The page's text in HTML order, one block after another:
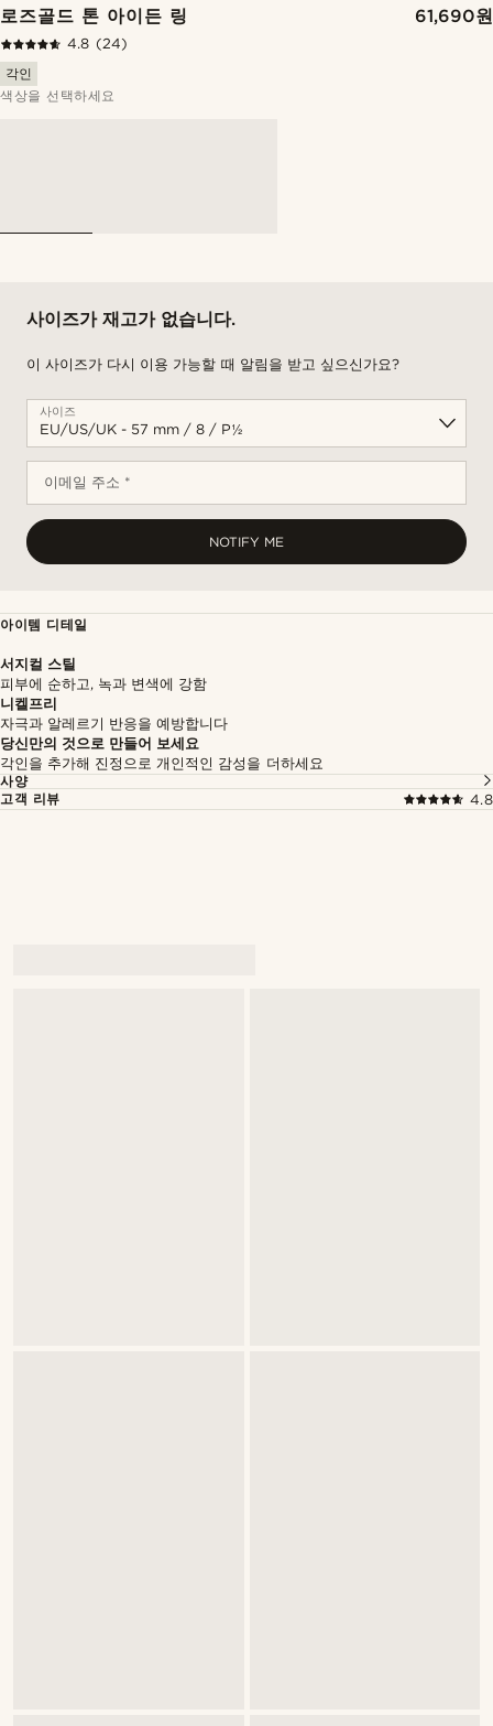
로즈골드 톤 아이든 링 61,690원
4.8 (24)
각인
색상을 선택하세요
사이즈가 재고가 없습니다.
이 사이즈가 다시 이용 가능할 때 알림을 받고 싶으신가요?
사이즈
이메일 주소 *
NOTIFY ME
아이템 디테일
서지컬 스틸
피부에 순하고, 녹과 변색에 강함
니켈프리
자극과 알레르기 반응을 예방합니다
당신만의 것으로 만들어 보세요
각인을 추가해 진정으로 개인적인 감성을 더하세요
사양
고객 리뷰
4.8